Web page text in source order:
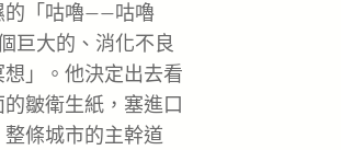
的「咕嚕——咕嚕
巨大的、消化不良
」。他決定出去看
皺衛生紙，塞進口
條城市的主幹道